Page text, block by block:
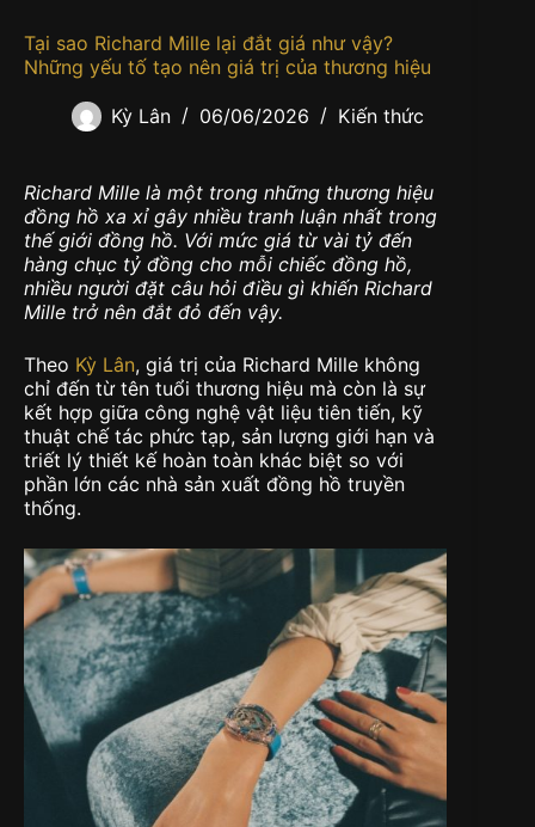
Tại sao Richard Mille lại đắt giá như vậy?
Những yếu tố tạo nên giá trị của thương hiệu
Kỳ Lân 06/06/2026 Kiến thức
Richard Mille là một trong những thương hiệu
đồng hồ xa xỉ gây nhiều tranh luận nhất trong
thế giới đồng hồ. Với mức giá từ vài tỷ đến
hàng chục tỷ đồng cho mỗi chiếc đồng hồ,
nhiều người đặt câu hỏi điều gì khiến Richard
Mille trở nên đắt đỏ đến vậy.
Theo Kỳ Lân, giá trị của Richard Mille không
chỉ đến từ tên tuổi thương hiệu mà còn là sự
kết hợp giữa công nghệ vật liệu tiên tiến, kỹ
thuật chế tác phức tạp, sản lượng giới hạn và
triết lý thiết kế hoàn toàn khác biệt so với
phần lớn các nhà sản xuất đồng hồ truyền
thống.